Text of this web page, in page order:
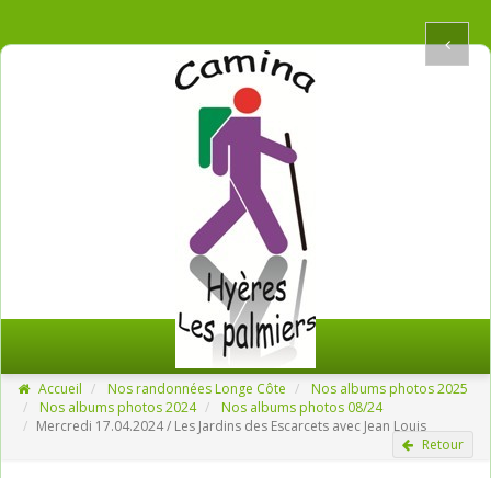
Accueil Nos randonnées Longe Côte
Nos albums photos 2025
Nos albums photos 2024
Nos albums photos 08/24
Mercredi 17.04.2024 / Les Jardins des Escarcets avec Jean Louis
Retour